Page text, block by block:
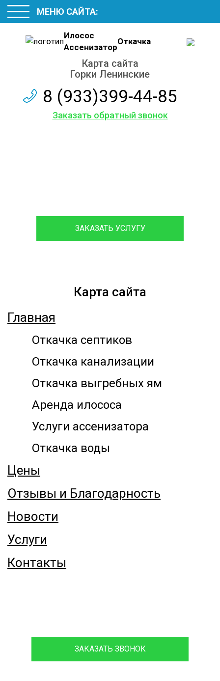
Илосос
Ассенизатор
Откачка
Карта сайта
Горки Ленинские
8 (933)399-44-85
Заказать обратный звонок
МЕНЮ САЙТА:
ЗАКАЗАТЬ УСЛУГУ
Карта сайта
Главная
Откачка септиков
Откачка канализации
Откачка выгребных ям
Аренда илососа
Услуги ассенизатора
Откачка воды
Цены
Отзывы и Благодарность
Новости
Услуги
Контакты
ЗАКАЗАТЬ ЗВОНОК